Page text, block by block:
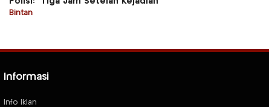
Bintan
Informasi
Info Iklan